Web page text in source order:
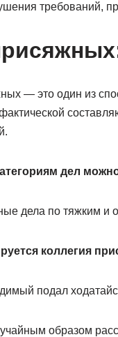
требований,
— это один из
дел
дела по тяжким и
коллегия
подал
образом